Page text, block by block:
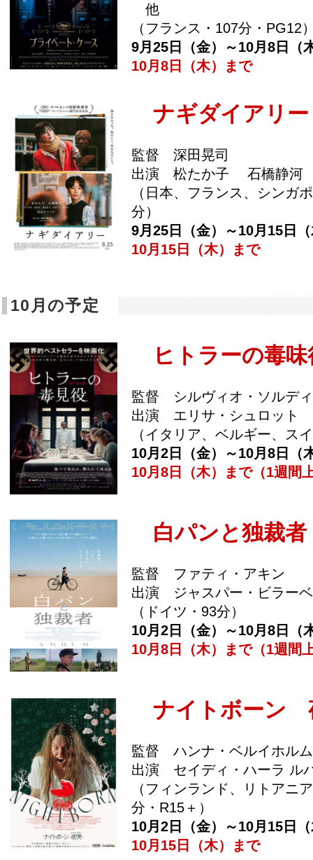
他
（フランス・107分・PG12
9月25日（金）～10月8日（
10月8日（木）まで
ナギダイアリー
監督 深田晃司
出演 松たか子 石橋静
（日本、フランス、シンガ
分）
9月25日（金）～10月15日
10月15日（木）まで
10月の予定
ヒトラーの毒味
監督 シルヴィオ・ソルデ
出演 エリサ・シュロット
（イタリア、ベルギー、ス
10月2日（金）～10月8日（
10月8日（木）まで（1週間
白パンと独裁者
監督 ファティ・アキン
出演 ジャスパー・ビラー
（ドイツ・93分）
10月2日（金）～10月8日（
10月8日（木）まで（1週間
ナイトボーン
監督 ハンナ・ベルイホルム
出演 セイディ・ハーラ ル
（フィンランド、リトアニ
分・R15＋）
10月2日（金）～10月15日
10月15日（木）まで